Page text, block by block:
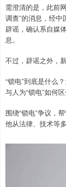
需澄清的是，此前
调查”的消息，经
辟谣，确认系自媒
息。
不过，辟谣之外，
“锁电”到底是什么
与人为“锁电”如何
围绕“锁电”争议，
他从法律、技术等